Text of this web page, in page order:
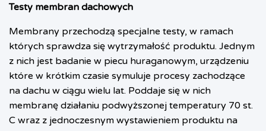
Testy membran dachowych
Membrany przechodzą specjalne testy, w ramach
których sprawdza się wytrzymałość produktu. Jednym
z nich jest badanie w piecu huraganowym, urządzeniu
które w krótkim czasie symuluje procesy zachodzące
na dachu w ciągu wielu lat. Poddaje się w nich
membranę działaniu podwyższonej temperatury 70 st.
C wraz z jednoczesnym wystawieniem produktu na